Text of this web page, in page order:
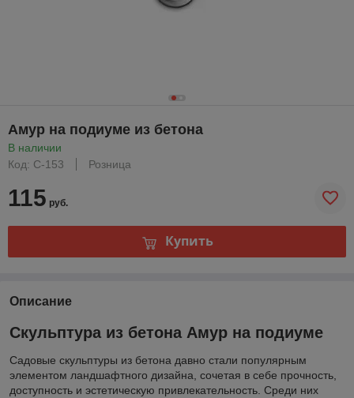
Амур на подиуме из бетона
В наличии
Код: С-153
Розница
115 руб.
Купить
Описание
Скульптура из бетона Амур на подиуме
Садовые скульптуры из бетона давно стали популярным
элементом ландшафтного дизайна, сочетая в себе прочность,
доступность и эстетическую привлекательность. Среди них